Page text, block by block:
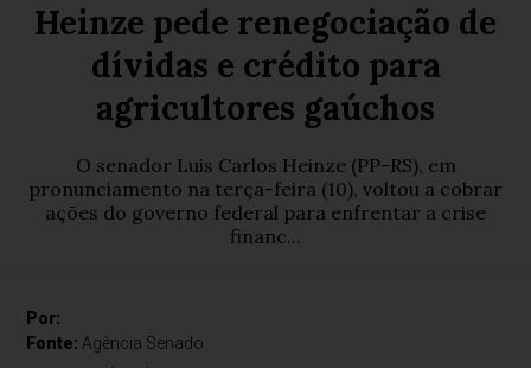
Heinze pede renegociação de
dívidas e crédito para
agricultores gaúchos
O senador Luis Carlos Heinze (PP-RS), em
pronunciamento na terça-feira (10), voltou a cobrar
ações do governo federal para enfrentar a crise
financ...
Por:
Fonte: Agência Senado